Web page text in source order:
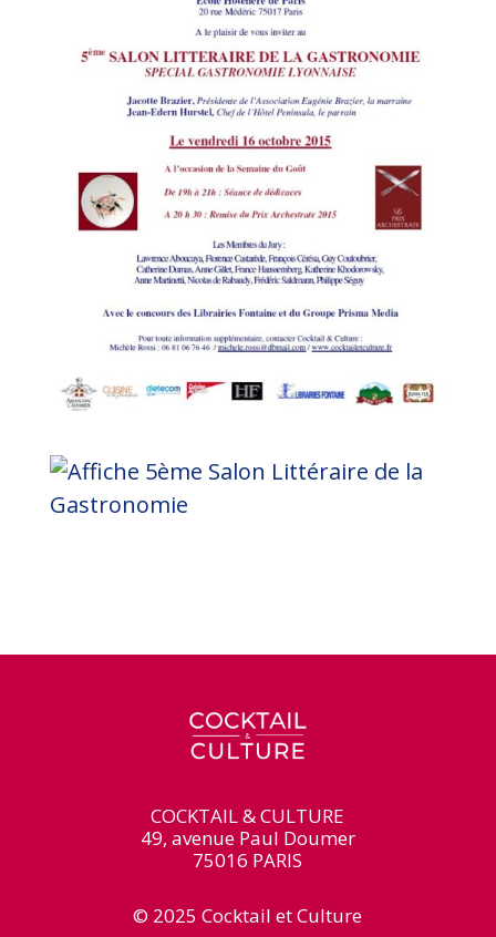
COCKTAIL & CULTURE
49, avenue Paul Doumer
75016 PARIS
© 2025 Cocktail et Culture